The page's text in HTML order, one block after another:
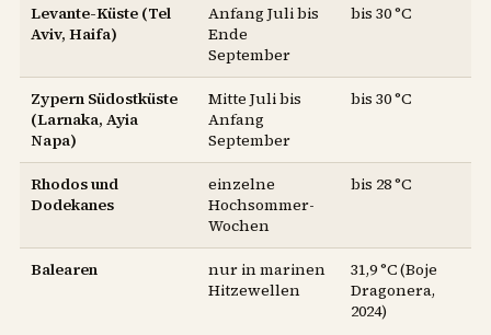
Levante-Küste (Tel
Aviv, Haifa)
Anfang Juli bis
Ende
September
bis 30 °C
Zypern Südostküste
(Larnaka, Ayia
Napa)
Mitte Juli bis
Anfang
September
bis 30 °C
Rhodos und
Dodekanes
einzelne
Hochsommer-
Wochen
bis 28 °C
Balearen
nur in marinen
Hitzewellen
31,9 °C (Boje
Dragonera,
2024)